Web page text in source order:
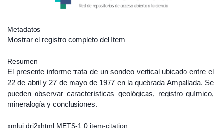
Metadatos
Mostrar el registro completo del ítem
Resumen
El presente informe trata de un sondeo vertical ubicado entre el
22 de abril y 27 de mayo de 1977 en la quebrada Ampallada. Se
pueden observar características geológicas, registro químico,
mineralogía y conclusiones.
xmlui.dri2xhtml.METS-1.0.item-citation